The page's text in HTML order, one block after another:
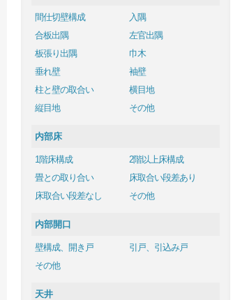
間仕切壁構成
入隅
合板出隅
左官出隅
板張り出隅
巾木
垂れ壁
袖壁
柱と壁の取合い
横目地
縦目地
その他
内部床
1階床構成
2階以上床構成
畳との取り合い
床取合い段差あり
床取合い段差なし
その他
内部開口
壁構成、開き戸
引戸、引込み戸
その他
天井